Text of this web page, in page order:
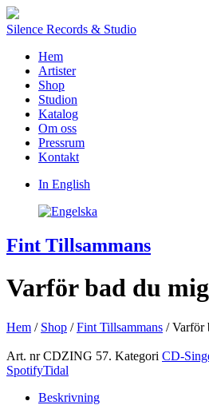
Silence Records & Studio
Hem
Artister
Shop
Studion
Katalog
Om oss
Pressrum
Kontakt
In English
Fint Tillsammans
Varför bad du
Hem / Shop /Fint Tillsammans / Varför
Art. nrCDZING 57. Kategori CD-
SpotifyTidal
Beskrivning